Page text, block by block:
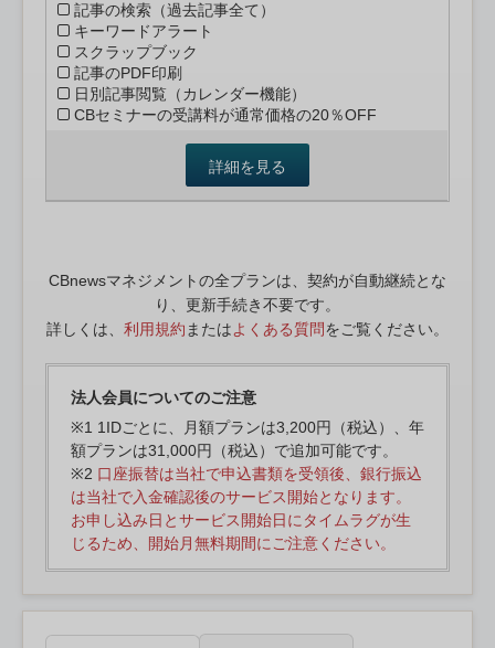
記事の検索（過去記事全て）
キーワードアラート
スクラップブック
記事のPDF印刷
日別記事閲覧（カレンダー機能）
CBセミナーの受講料が通常価格の20％OFF
詳細を見る
CBnewsマネジメントの全プランは、契約が自動継続とな
り、更新手続き不要です。
詳しくは、 利用規約 またはよくある質問をご覧ください。
法人会員についてのご注意
※1 1IDごとに、月額プランは3,200円（税込）、年
額プランは31,000円（税込）で追加可能です。
※2 口座振替は当社で申込書類を受領後、銀行振込
は当社で入金確認後のサービス開始となります。
お申し込み日とサービス開始日にタイムラグが生
じるため、開始月無料期間にご注意ください。